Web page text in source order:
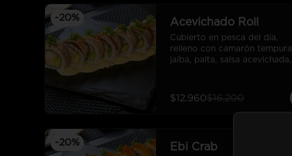
-20% Acevichado Roll
Cubierto en pesca del día,
relleno con camarón tempura,
jaiba, palta, salsa acevichada,
$12.960$16.200
-20% Ebi Crab